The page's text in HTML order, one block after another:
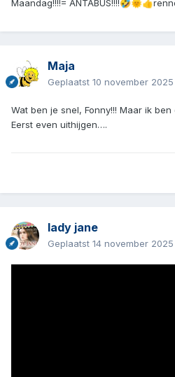
Maandag!!!!= ANTABUS!!!!🤣🌞👍
Maja
Geplaatst 10 november 2025
Wat ben je snel, Fonny!!! Maar ik
Eerst even uithijgen….
lady jane
Geplaatst 14 november 2025